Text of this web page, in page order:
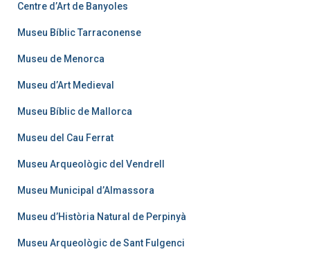
Centre d’Art de Banyoles
Museu Bíblic Tarraconense
Museu de Menorca
Museu d’Art Medieval
Museu Bíblic de Mallorca
Museu del Cau Ferrat
Museu Arqueològic del Vendrell
Museu Municipal d’Almassora
Museu d’Història Natural de Perpinyà
Museu Arqueològic de Sant Fulgenci